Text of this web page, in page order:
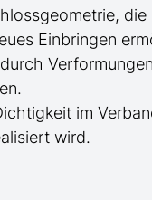
Einbringen
im
wird.